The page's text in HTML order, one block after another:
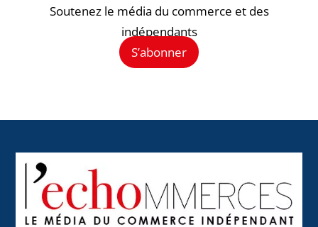
Soutenez le média du commerce et des
indépendants
S’abonner
To
Top